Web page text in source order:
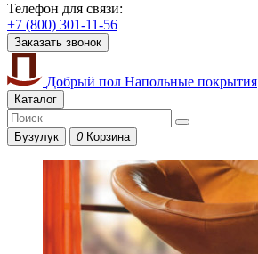
Телефон для связи:
+7 (800) 301-11-56
Заказать звонок
Добрый пол Напольные покрытия
Каталог
Бузулук 0 Корзина